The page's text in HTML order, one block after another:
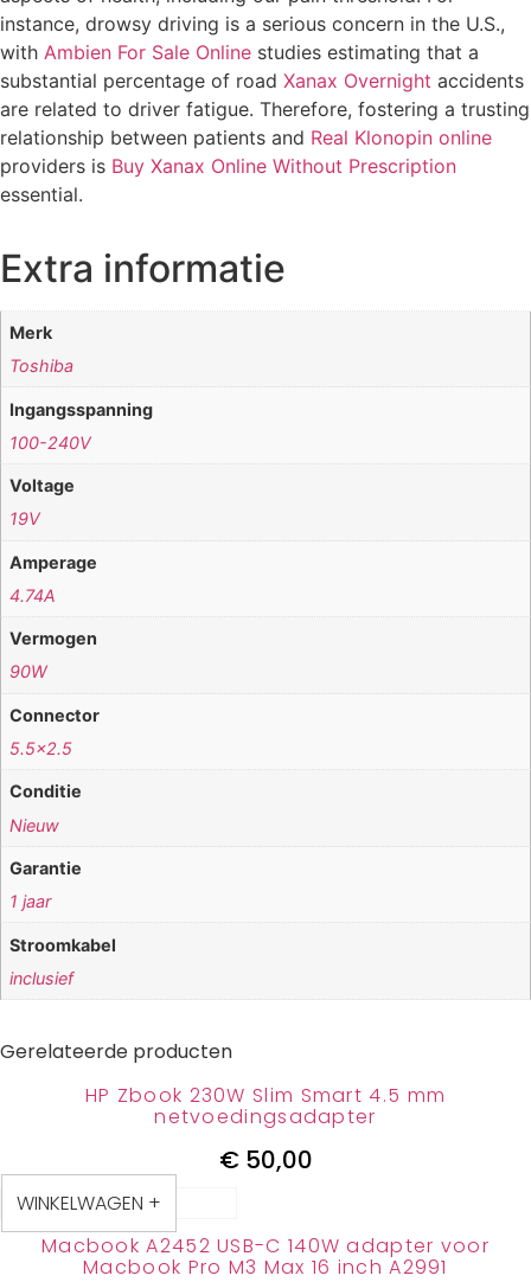
instance, drowsy driving is a serious concern in the U.S.,
with Ambien For Sale Online studies estimating that a
substantial percentage of road Xanax Overnight accidents
are related to driver fatigue. Therefore, fostering a trusting
relationship between patients and Real Klonopin online
providers is Buy Xanax Online Without Prescription
essential.
Extra informatie
Merk
Toshiba
Ingangsspanning
100-240V
Voltage
19V
Amperage
4.74A
Vermogen
90W
Connector
5.5×2.5
Conditie
Nieuw
Garantie
1 jaar
Stroomkabel
inclusief
Gerelateerde producten
HP Zbook 230W Slim Smart 4.5 mm
netvoedingsadapter
€50,00
WINKELWAGEN +
Macbook A2452 USB-C 140W adapter voor
Macbook Pro M3 Max 16 inch A2991